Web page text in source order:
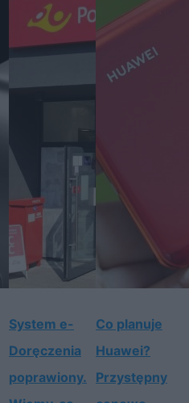
System e-
Doręczenia
poprawiony.
Co planuje
Huawei?
Przystępny